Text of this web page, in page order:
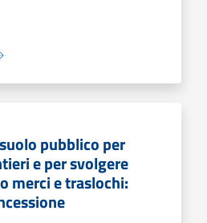
pubblico per
e per svolgere
merci e traslochi: